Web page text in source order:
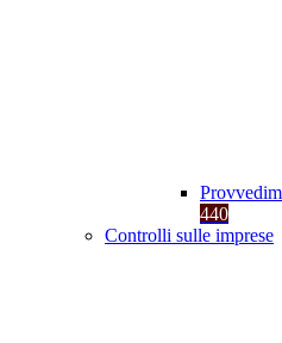
440
Controlli sulle imprese